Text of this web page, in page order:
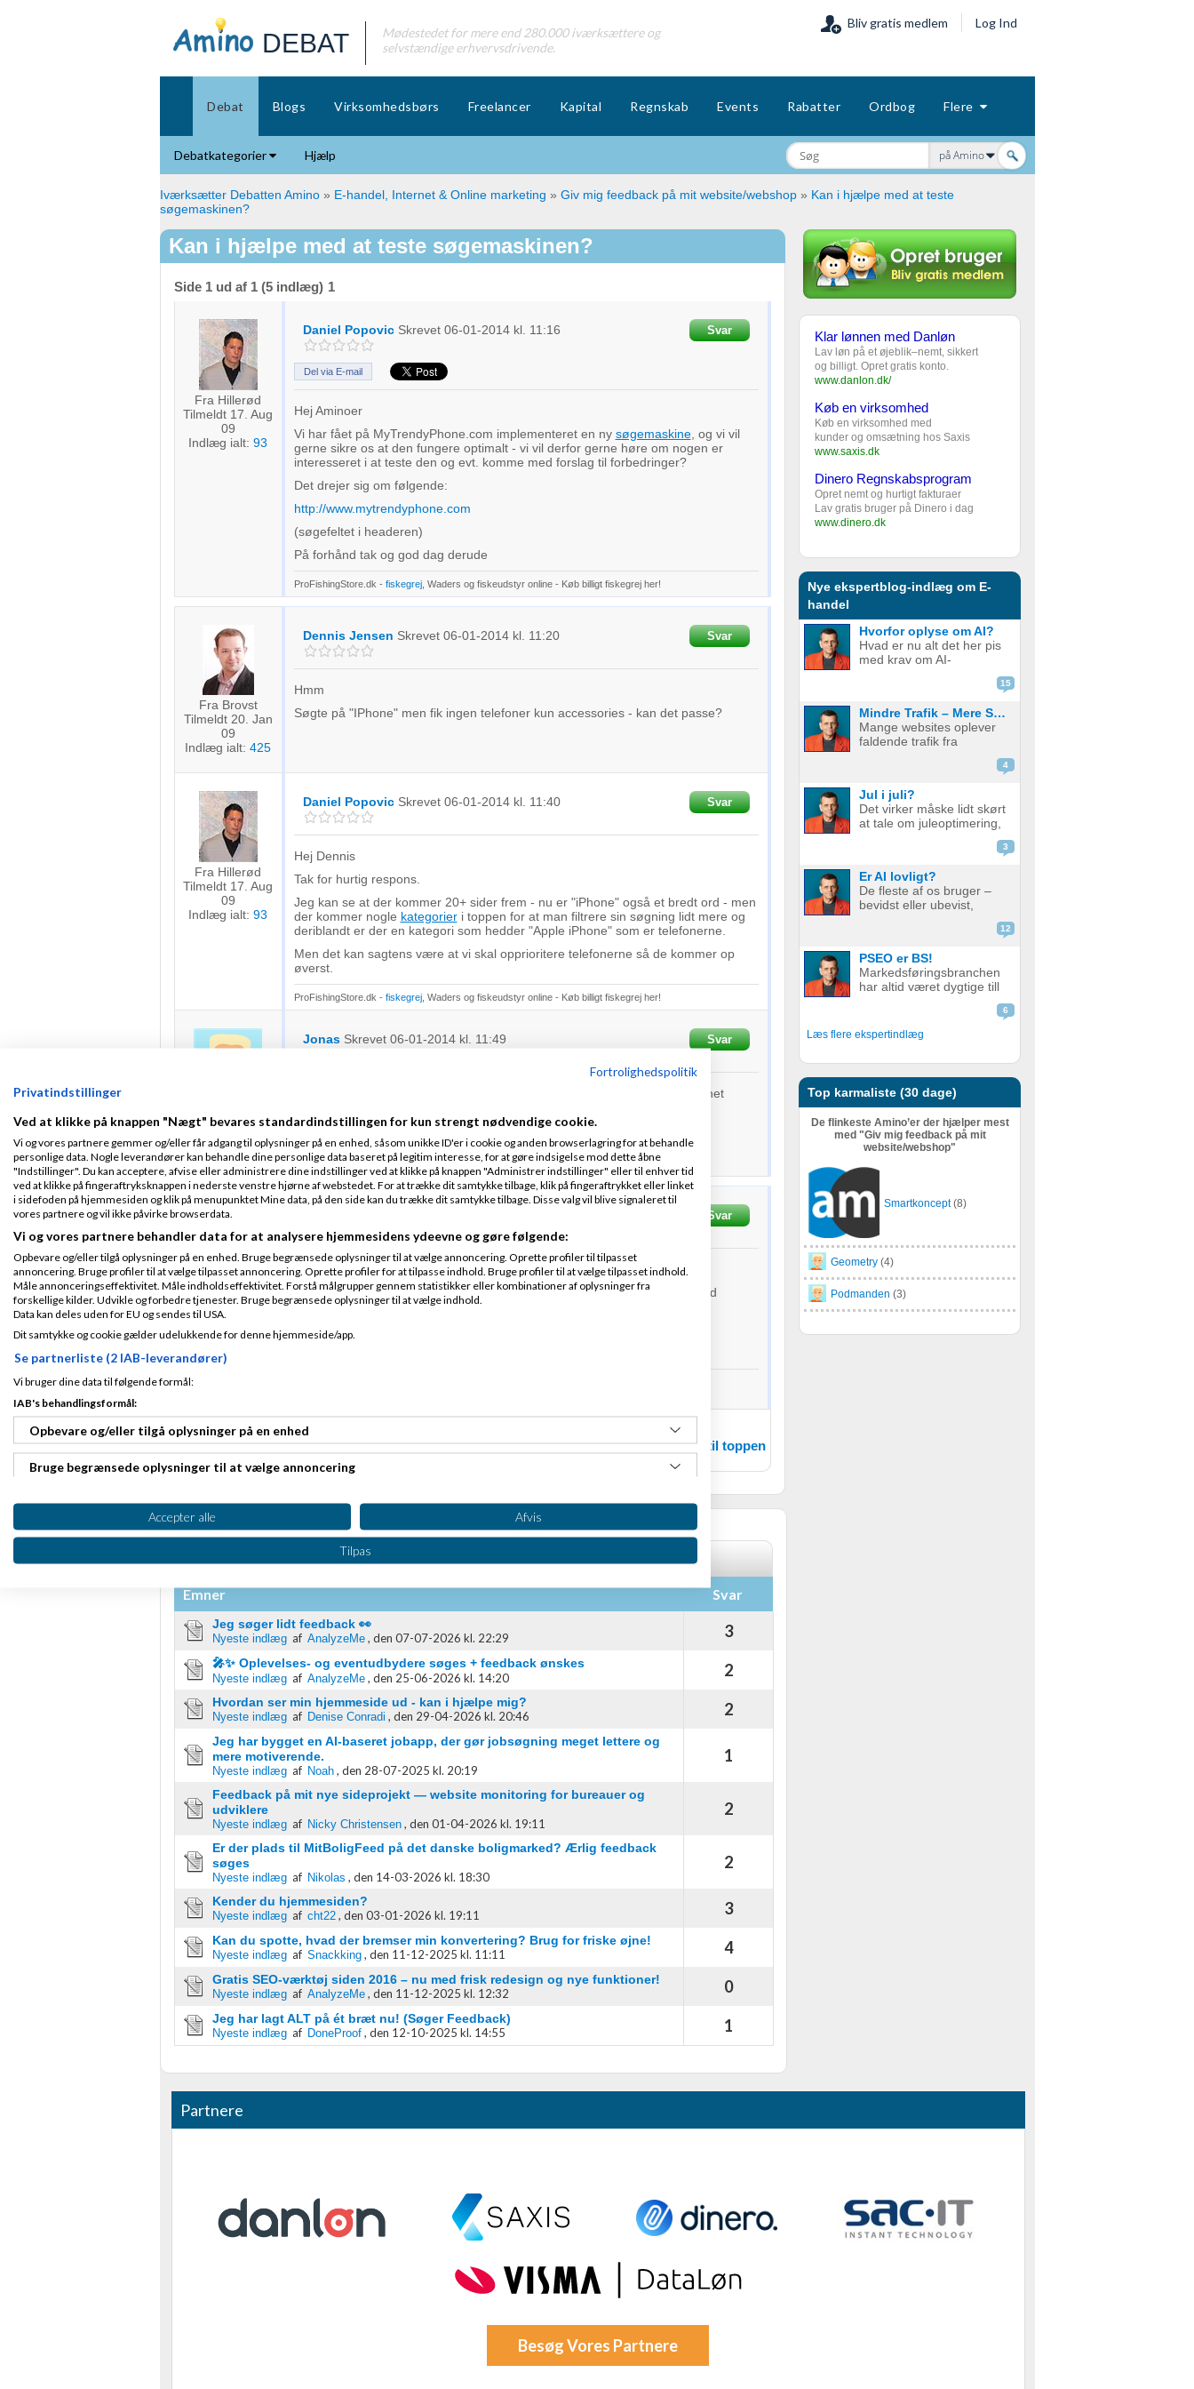
DEBAT
Mødestedet for mere end 280.000 iværksættere og
selvstændige erhvervsdrivende.
Bliv gratis medlem Log Ind
Debat Blogs Virksomhedsbørs Freelancer Kapital Regnskab Events Rabatter Ordbog Flere
Debatkategorier Hjælp på Amino
Iværksætter Debatten Amino » E-handel, Internet & Online marketing » Giv mig feedback på mit website/webshop » Kan i hjælpe med at teste
søgemaskinen?
Kan i hjælpe med at teste søgemaskinen?
Side 1 ud af 1 (5 indlæg) 1
Fra Hillerød
Tilmeldt 17. Aug
09
Indlæg ialt: 93
Daniel Popovic Skrevet 06-01-2014kl. 11:16 Svar
Del via E-mail
Hej Aminoer
Vi har fået på MyTrendyPhone.com implementeret en ny søgemaskine, og vi vil
gerne sikre os at den fungere optimalt - vi vil derfor gerne høre om nogen er
interesseret i at teste den og evt. komme med forslag til forbedringer?
Det drejer sig om følgende:
http://www.mytrendyphone.com
(søgefeltet i headeren)
På forhånd tak og god dag derude
ProFishingStore.dk - fiskegrej, Waders og fiskeudstyr online - Køb billigt fiskegrej her!
Fra Brovst
Tilmeldt 20. Jan
09
Indlæg ialt: 425
Dennis Jensen Skrevet 06-01-2014kl. 11:20 Svar
Hmm
Søgte på "IPhone" men fik ingen telefoner kun accessories - kan det passe?
Fra Hillerød
Tilmeldt 17. Aug
09
Indlæg ialt: 93
Daniel Popovic Skrevet 06-01-2014kl. 11:40 Svar
Hej Dennis
Tak for hurtig respons.
Jeg kan se at der kommer 20+ sider frem - nu er "iPhone" også et bredt ord - men
der kommer nogle kategorieri toppen for at man filtrere sin søgning lidt mere og
deriblandt er der en kategori som hedder "Apple iPhone" som er telefonerne.
Men det kan sagtens være at vi skal opprioritere telefonerne så de kommer op
øverst.
ProFishingStore.dk - fiskegrej, Waders og fiskeudstyr online - Køb billigt fiskegrej her!
Tilmeldt 29. Dec
Indlæg ialt:9
Jonas Skrevet 06-01-2014kl. 11:49 Svar
fin system, men måske overveje at få selve telefoner og der præciser navnet
Fra Aalborg
Tilmeldt 6. Jan
14
Svar
Hej Daniel,
Jeg søgte på iPhone 4 case og forventede at komme ind på jeres side med
diversecases til en iPhone 4 og det gjorde jeg.
Så ud fra det virker den vel optimalt.
Side 1 ud af 1 (5 indlæg)
RSS-feed
Tilbage til toppen
Giv mig feedback på mit website/webshop
Emner Svar
Jeg søger lidt feedback 👀
Nyeste indlægaf AnalyzeMe , den 07-07-2026 kl. 22:29 3
🎤✨ Oplevelses- og eventudbydere søges + feedback ønskes
Nyeste indlægaf AnalyzeMe , den 25-06-2026 kl. 14:20 2
Hvordan ser min hjemmeside ud - kan i hjælpe mig?
Nyeste indlægaf Denise Conradi , den 29-04-2026 kl. 20:46 2
Jeg har bygget en AI-baseret jobapp, der gør jobsøgning meget lettere og
mere motiverende.
Nyeste indlægaf Noah , den 28-07-2025 kl. 20:19
1
Feedback på mit nye sideprojekt — website monitoring for bureauer og
udviklere
Nyeste indlægaf Nicky Christensen , den 01-04-2026 kl. 19:11
2
Er der plads til MitBoligFeed på det danske boligmarked? Ærlig feedback
søges
Nyeste indlægaf Nikolas , den 14-03-2026 kl. 18:30
2
Kender du hjemmesiden?
Nyeste indlægaf cht22 , den 03-01-2026 kl. 19:11 3
Kan du spotte, hvad der bremser min konvertering? Brug for friske øjne!
Nyeste indlægaf Snackking , den 11-12-2025 kl. 11:11 4
Gratis SEO-værktøj siden 2016 – nu med frisk redesign og nye funktioner!
Nyeste indlægaf AnalyzeMe , den 11-12-2025 kl. 12:32 0
Jeg har lagt ALT på ét bræt nu! (Søger Feedback)
Nyeste indlægaf DoneProof , den 12-10-2025 kl. 14:55 1
Klar lønnen med Danløn
Lav løn på et øjeblik–nemt, sikkert
og billigt. Opret gratis konto.
www.danlon.dk/
Køb en virksomhed
Køb en virksomhed med
kunder og omsætning hos Saxis
www.saxis.dk
Dinero Regnskabsprogram
Opret nemt og hurtigt fakturaer
Lav gratis bruger på Dinero i dag
www.dinero.dk
Nye ekspertblog-indlæg om E-
handel
Hvorfor oplyse om AI?
Hvad er nu alt det her pis
med krav om AI-
have det. Spotify vil have
hopper også med på
vognen. Men… hvorfor
egentlig? OK, boomer –
15
Mindre Trafik – Mere Salg
Mange websites oplever
faldende trafik fra
Google. Nogle mistænker
de bare ikke ranker så
godt som før. Men er det
nu så slemt? Måske er det
4
Jul i juli?
Det virker måske lidt skørt
at tale om juleoptimering,
faktisk god grund til det.
Alt for mange glemmer at
forberede deres website
3
Er AI lovligt?
De fleste af os bruger –
bevidst eller ubevist,
eller delvist bygger på AI.
stille spørgsmål ved, om
det er lovligt. AI er en
meget bred betegnelse
12
PSEO er BS!
Markedsføringsbranchen
har altid været dygtige till
at pakke gammel fisk ind i
Nogle gange lidt for
dygtige. Giv en støvet,
meget kr...
6
Læs flere ekspertindlæg
Top karmaliste (30 dage)
De flinkeste Amino’er der hjælper mest
med "Giv mig feedback på mit
website/webshop"
Smartkoncept (8)
Geometry (4)
Podmanden (3)
Partnere
Besøg Vores Partnere
Fortrolighedspolitik
Privatindstillinger
Ved at klikke på knappen "Nægt" bevares standardindstillingen for kun strengt nødvendige cookie.
Vi og vores partnere gemmer og/eller får adgang til oplysninger på en enhed, såsom unikke ID'er i cookie og anden browserlagring for at behandle
personlige data. Nogle leverandører kan behandle dine personlige data baseret på legitim interesse, for at gøre indsigelse mod dette åbne
"Indstillinger". Du kan acceptere, afvise eller administrere dine indstillinger ved at klikke på knappen "Administrer indstillinger" eller til enhver tid
ved at klikke på fingeraftryksknappen i nederste venstre hjørne af webstedet. For at trække dit samtykke tilbage, klik på fingeraftrykket eller linket
i sidefoden på hjemmesiden og klik på menupunktet Mine data, på den side kan du trække dit samtykke tilbage. Disse valg vil blive signaleret til
vores partnere og vil ikke påvirke browserdata.
Vi og vores partnere behandler data for at analysere hjemmesidens ydeevne og gøre følgende:
Opbevare og/eller tilgå oplysninger på en enhed. Bruge begrænsede oplysninger til at vælge annoncering. Oprette profiler til tilpasset
annoncering. Bruge profiler til at vælge tilpasset annoncering. Oprette profiler for at tilpasse indhold. Bruge profiler til at vælge tilpasset indhold.
Måle annonceringseffektivitet. Måle indholdseffektivitet. Forstå målgrupper gennem statistikker eller kombinationer af oplysninger fra
forskellige kilder. Udvikle og forbedre tjenester. Bruge begrænsede oplysninger til at vælge indhold.
Data kan deles uden for EU og sendes til USA.
Dit samtykke og cookie gælder udelukkende for denne hjemmeside/app.
Se partnerliste (2 IAB-leverandører)
Vi bruger dine data til følgende formål:
IAB's behandlingsformål:
Opbevare og/eller tilgå oplysninger på en enhed
Bruge begrænsede oplysninger til at vælge annoncering
Oprette profiler til tilpasset annoncering
Bruge profiler til at vælge tilpasset annoncering
Bruge profiler til at vælge tilpasset indhold
Forstå målgrupper gennem statistikker eller kombinationer af oplysninger fra forskellige
Bruge begrænsede oplysninger til at vælge indhold
Bruge præcise geografiske placeringsoplysninger
Identificere enheder baseret på aktivt anmodede oplysninger
Annoncering / marketing
Accepter alle Afvis
Tilpas